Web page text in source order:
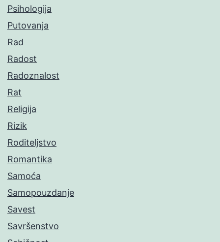
Psihologija
Putovanja
Rad
Radost
Radoznalost
Rat
Religija
Rizik
Roditeljstvo
Romantika
Samoća
Samopouzdanje
Savest
Savršenstvo